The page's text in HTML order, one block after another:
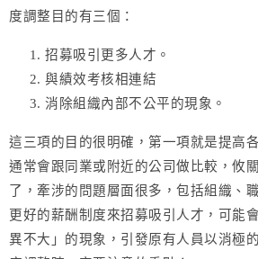
度調整目的有三個：
招募吸引更多人才。
與績效考核相連結
消除組織內部不公平的現象。
這三項的目的很明確，第一項就是提高
通常會跟同業或附近的公司做比較，攸
了，牽涉的問題層面很多，包括組織、
更好的薪酬制度來招募吸引人才，可能
異不大」的現象，引發原有人員以消極